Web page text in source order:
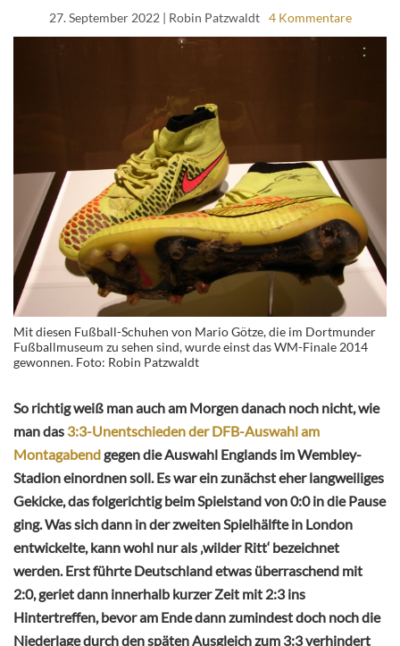
27. September 2022| Robin Patzwaldt 4 Kommentare
Mit diesen Fußball-Schuhen von Mario Götze, die im Dortmunder
Fußballmuseum zu sehen sind, wurde einst das WM-Finale 2014
gewonnen. Foto: Robin Patzwaldt
So richtig weiß man auch am Morgen danach noch nicht, wie
man das 3:3-Unentschieden der DFB-Auswahl am
Montagabendgegen die Auswahl Englands im Wembley-
Stadion einordnen soll. Es war ein zunächst eher langweiliges
Gekicke, das folgerichtig beim Spielstand von 0:0 in die Pause
ging. Was sich dann in der zweiten Spielhälfte in London
entwickelte, kann wohl nur als ‚wilder Ritt‘ bezeichnet
werden. Erst führte Deutschland etwas überraschend mit
2:0, geriet dann innerhalb kurzer Zeit mit 2:3 ins
Hintertreffen, bevor am Ende dann zumindest doch noch die
Niederlage durch den späten Ausgleich zum 3:3 verhindert